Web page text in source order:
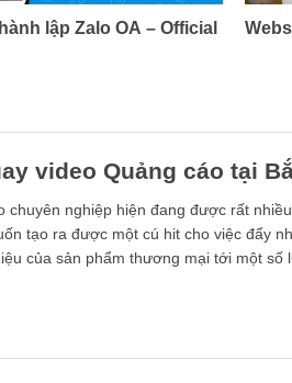
lập Zalo OA – Official
video Quảng cáo tại
chuyên nghiệp hiện đang được rất
tạo ra được một cú hit cho việc đẩy
của sản phẩm thương mại tới một số